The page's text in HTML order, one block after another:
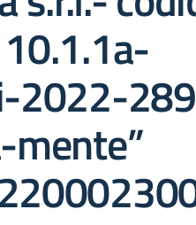
2022-289
mente”